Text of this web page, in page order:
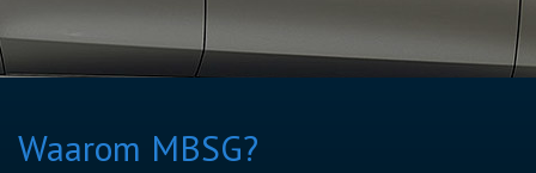
Waarom MBSG?